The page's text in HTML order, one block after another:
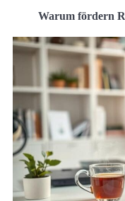
Warum fördern